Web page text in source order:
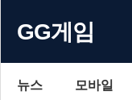
GG게임
뉴스 모바일